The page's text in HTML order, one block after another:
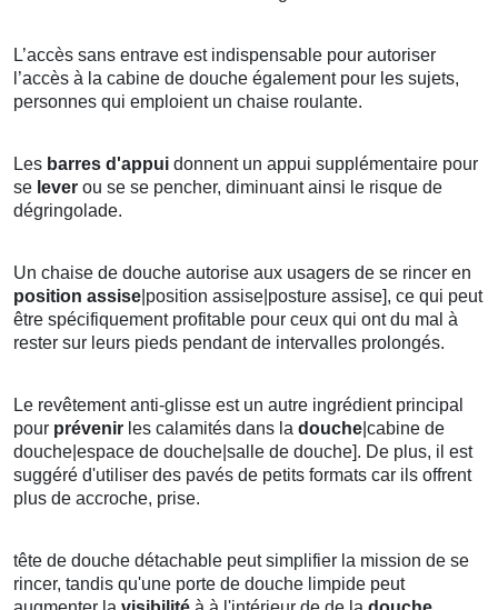
L’accès sans entrave est indispensable pour autoriser
l’accès à la cabine de douche également pour les sujets,
personnes qui emploient un chaise roulante.
Les barres d'appui donnent un appui supplémentaire pour
se lever ou se se pencher, diminuant ainsi le risque de
dégringolade.
Un chaise de douche autorise aux usagers de se rincer en
position assise |position assise|posture assise], ce qui peut
être spécifiquement profitable pour ceux qui ont du mal à
rester sur leurs pieds pendant de intervalles prolongés.
Le revêtement anti-glisse est un autre ingrédient principal
pour prévenir les calamités dans la douche |cabine de
douche|espace de douche|salle de douche]. De plus, il est
suggéré d'utiliser des pavés de petits formats car ils offrent
plus de accroche, prise.
tête de douche détachable peut simplifier la mission de se
rincer, tandis qu'une porte de douche limpide peut